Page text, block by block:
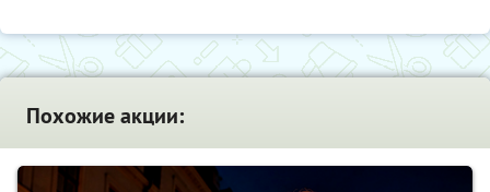
Похожие акции: